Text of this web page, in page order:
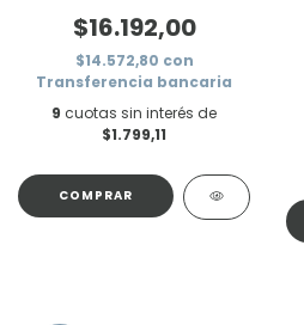
$16.192,00
$14.572,80 con
Transferencia bancaria
9 cuotas sin interés de
$1.799,11
COMPRAR